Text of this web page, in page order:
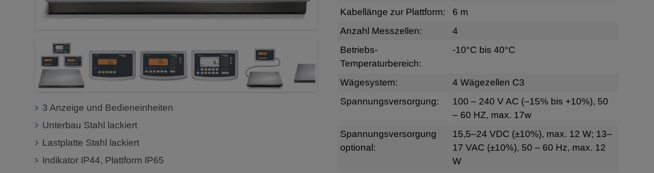
3 Anzeige und Bedieneinheiten
Unterbau Stahl lackiert
Lastplatte Stahl lackiert
Indikator IP44, Plattform IP65
Kabellänge zur Plattform:
6 m
Anzahl Messzellen:
4
Betriebs-
Temperaturbereich:
-10°C bis 40°C
Wägesystem:
4 Wägezellen C3
Spannungsversorgung:
100 – 240 V AC (–15% bis +10%), 50
– 60 HZ, max. 17w
Spannungsversorgung
optional:
15,5–24 VDC (±10%), max. 12 W; 13–
17 VAC (±10%), 50 – 60 Hz, max. 12
W